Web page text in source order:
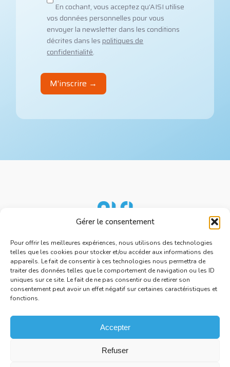
Gérer le consentement
Pour offrir les meilleures expériences, nous utilisons des technologies
telles que les cookies pour stocker et/ou accéder aux informations des
appareils. Le fait de consentir à ces technologies nous permettra de
traiter des données telles que le comportement de navigation ou les ID
uniques sur ce site. Le fait de ne pas consentir ou de retirer son
consentement peut avoir un effet négatif sur certaines caractéristiques et
fonctions.
Accepter
Refuser
En cochant, vous acceptez qu’AISI utilise
vos données personnelles pour vous
envoyer la newsletter dans les conditions
décrites dans les politiques de
confidentialité.
Ressources
À propos d'AISI
Nous rejoindre
Espace presse